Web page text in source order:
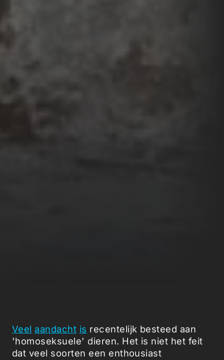
Veel aandacht is recentelijk besteed aan
'homoseksuele' dieren. Het is niet het feit
dat veel soorten een enthousiast